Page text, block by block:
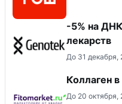
-5% на
лекарств
До 31 декабря,
Коллаген
До 20 октября,